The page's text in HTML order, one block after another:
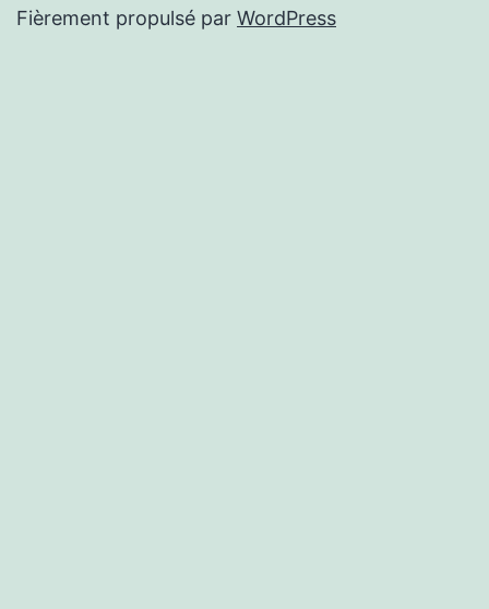
Fièrement propulsé par WordPress